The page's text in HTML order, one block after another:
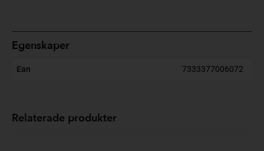
Egenskaper
Ean 7333377006072
Relaterade produkter